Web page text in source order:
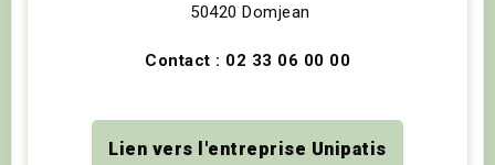
50420 Domjean
Contact : 02 33 06 00 00
Lien vers l'entreprise Unipatis